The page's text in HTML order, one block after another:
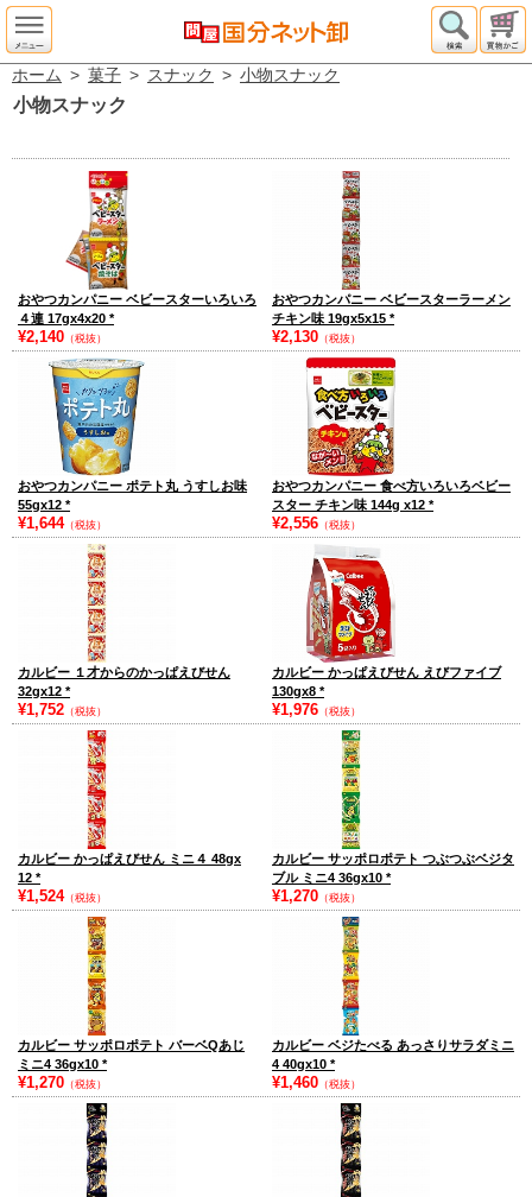
ホーム > 菓子 > スナック > 小物スナック
小物スナック
おやつカンパニー ベビースターいろいろ
４連 17gx4x20 *
¥2,140 （税抜）
おやつカンパニー ベビースターラーメン
チキン味 19gx5x15 *
¥2,130 （税抜）
おやつカンパニー ポテト丸 うすしお味
55gx12 *
¥1,644（税抜）
おやつカンパニー 食べ方いろいろベビー
スター チキン味 144g x12 *
¥2,556 （税抜）
カルビー １才からのかっぱえびせん
32gx12 *
¥1,752 （税抜）
カルビー かっぱえびせん えびファイブ
130gx8 *
¥1,976 （税抜）
カルビー かっぱえびせん ミニ４ 48gx
12 *
¥1,524（税抜）
カルビー サッポロポテト つぶつぶベジタ
ブル ミニ4 36gx10 *
¥1,270 （税抜）
カルビー サッポロポテト バーベQあじ
ミニ4 36gx10 *
¥1,270 （税抜）
カルビー ベジたべる あっさりサラダミニ
4 40gx10 *
¥1,460 （税抜）